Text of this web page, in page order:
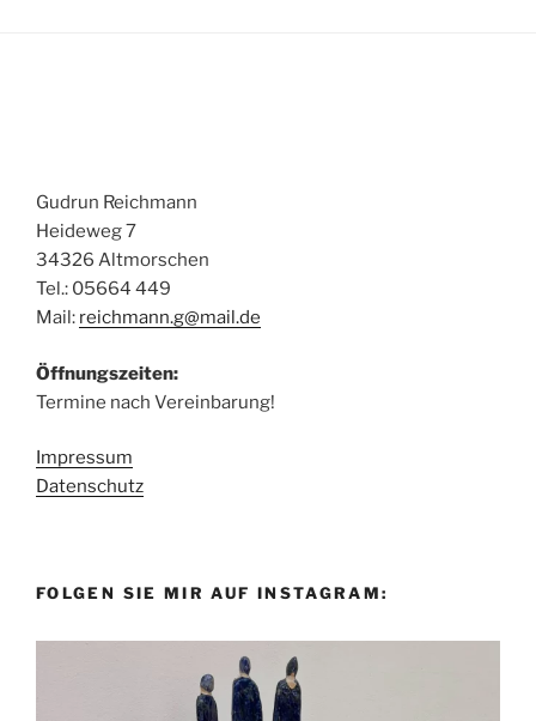
Gudrun Reichmann
Heideweg 7
34326 Altmorschen
Tel.: 05664 449
Mail: reichmann.g@mail.de
Öffnungszeiten:
Termine nach Vereinbarung!
Impressum
Datenschutz
FOLGEN SIE MIR AUF INSTAGRAM: